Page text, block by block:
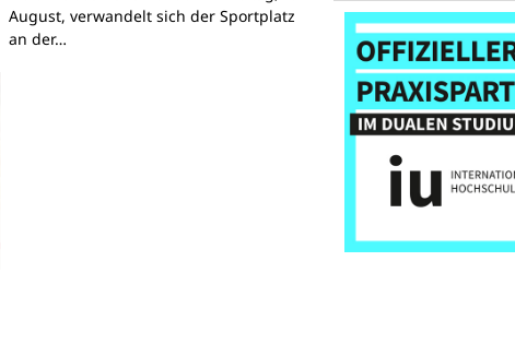
August, verwandelt sich der Sportplatz
an der…